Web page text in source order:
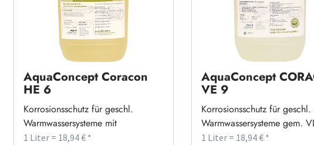
AquaConcept Coracon
HE 6
Korrosionsschutz für geschl.
Warmwassersysteme mit
Leitungswasser
1 Liter = 18,94 € *
AquaConcept
VE 9
Korrosionsschutz für geschl.
Warmwassersysteme gem.
2035
1 Liter = 18,94 € *